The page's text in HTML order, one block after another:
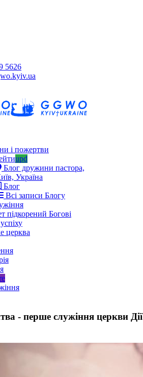
5626
і пожертви
upd
Блог дружини пастора,
Україна
Блог
Всі записи Блогу
підкорений Богові
церква
- перше служіння церкви Дії